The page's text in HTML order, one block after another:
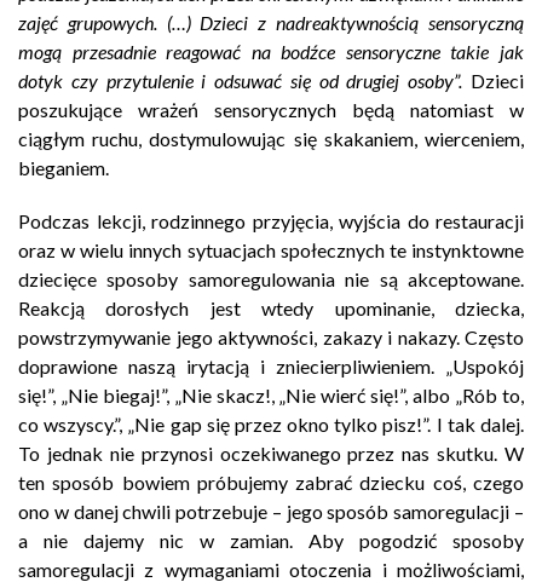
zajęć grupowych. (…) Dzieci z nadreaktywnością sensoryczną
mogą przesadnie reagować na bodźce sensoryczne takie jak
dotyk czy przytulenie i odsuwać się od drugiej osoby”. Dzieci
poszukujące wrażeń sensorycznych będą natomiast w
ciągłym ruchu, dostymulowując się skakaniem, wierceniem,
bieganiem.
Podczas lekcji, rodzinnego przyjęcia, wyjścia do restauracji
oraz w wielu innych sytuacjach społecznych te instynktowne
dziecięce sposoby samoregulowania nie są akceptowane.
Reakcją dorosłych jest wtedy upominanie, dziecka,
powstrzymywanie jego aktywności, zakazy i nakazy. Często
doprawione naszą irytacją i zniecierpliwieniem. „Uspokój
się!”, „Nie biegaj!”, „Nie skacz!, „Nie wierć się!”, albo „Rób to,
co wszyscy.”, „Nie gap się przez okno tylko pisz!”. I tak dalej.
To jednak nie przynosi oczekiwanego przez nas skutku. W
ten sposób bowiem próbujemy zabrać dziecku coś, czego
ono w danej chwili potrzebuje – jego sposób samoregulacji –
a nie dajemy nic w zamian. Aby pogodzić sposoby
samoregulacji z wymaganiami otoczenia i możliwościami,